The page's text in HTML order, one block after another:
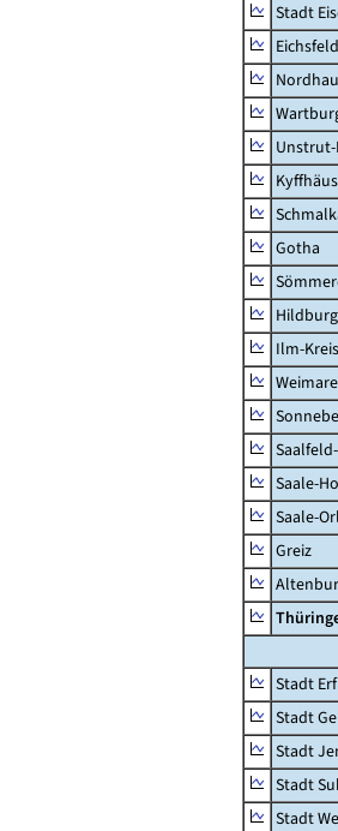
Stadt
Eichsfeld
Gotha
Ilm-Kreis
Saale-
Saale-
Greiz
Stadt
Stadt
Stadt
Stadt
Stadt